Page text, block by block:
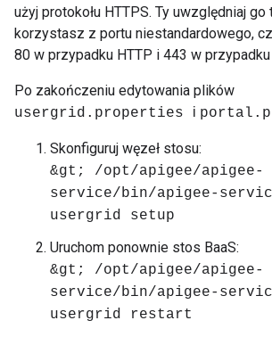
użyj protokołu HTTPS. Ty uwzględniaj
korzystasz z portu niestandardowego,
80 w przypadku HTTP i 443 w przypadku
Po zakończeniu edytowania plików
usergrid.properties i
Skonfiguruj węzeł stosu:
&gt; /opt/apigee/apigee-
service/bin/apigee-
usergrid setup
Uruchom ponownie stos BaaS:
&gt; /opt/apigee/apigee-
service/bin/apigee-
usergrid restart